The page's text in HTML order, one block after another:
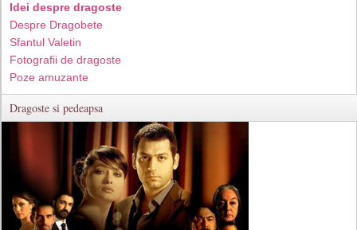
Idei despre dragoste
Despre Dragobete
Sfantul Valetin
Fotografii de dragoste
Poze amuzante
Dragoste si pedeapsa